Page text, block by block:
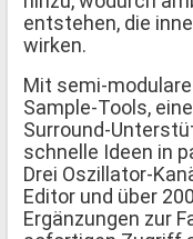
entstehen, die
wirken.
Mit semi-
Sample-Tools,
Surround-
schnelle Ideen in
Drei Oszillator-
Editor und über
Ergänzungen zur